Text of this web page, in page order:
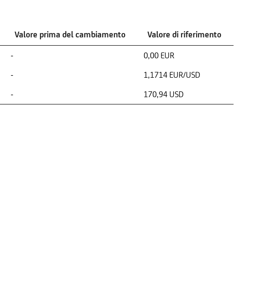
Valore prima del cambiamento Valore di riferimento
-
0,00 EUR
-
1,1714 EUR/USD
- 170,94 USD